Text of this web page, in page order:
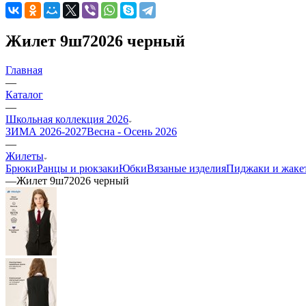
Жилет 9ш72026 черный
Главная
—
Каталог
—
Школьная коллекция 2026
ЗИМА 2026-2027Весна - Осень 2026
—
Жилеты
БрюкиРанцы и рюкзакиЮбкиВязаные изделияПиджаки и
—Жилет 9ш72026 черный